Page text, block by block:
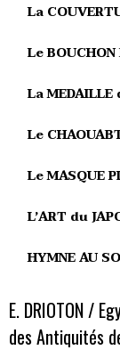
La
Le BOUCHON
La MEDAILLE
Le
Le MASQUE
L’ART du
HYMNE AU
E. DRIOTON /
des Antiquités